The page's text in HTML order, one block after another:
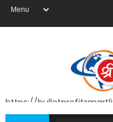
https://